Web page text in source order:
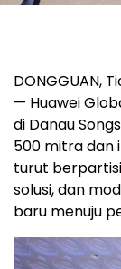
DONGGUAN,
— Huawei
di Danau
500 mitra dan
turut
solusi, dan
baru menuju